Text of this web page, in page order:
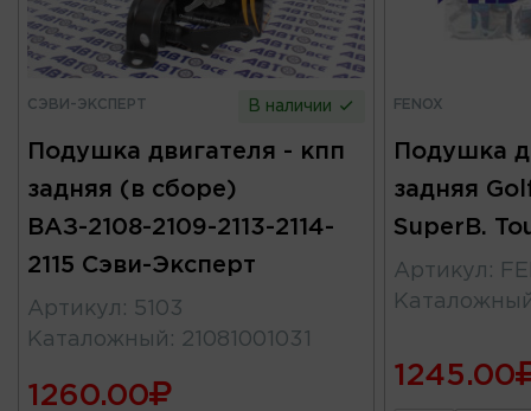
СЭВИ-ЭКСПЕРТ В наличии
Подушка двигателя - кпп
задняя (в сборе)
ВАЗ-2108-2109-2113-2114-
2115 Сэви-Эксперт
Артикул : 5103
Каталожный : 21081001031
1260.00
FENOX
Подушка
задняя
SuperB.
Артикул :
1245.00